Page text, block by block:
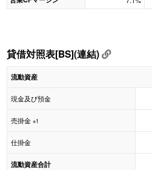
貸借対照表[BS](連結)
流動資産
現金及び預金
売掛金 ※1
仕掛金
流動資産合計